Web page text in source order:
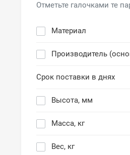
Отметьте галочками те
Материал
Производитель
Срок поставки в днях
Высота, мм
Масса, кг
Вес, кг